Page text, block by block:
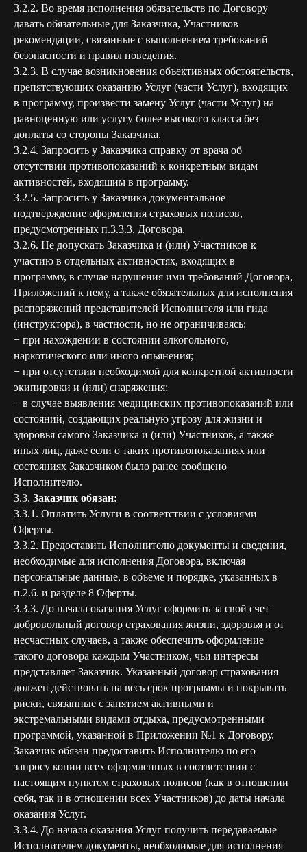
3.2.2. Во время исполнения обязательств по Договору
давать обязательные для Заказчика, Участников
рекомендации, связанные с выполнением требований
безопасности и правил поведения.
3.2.3. В случае возникновения объективных обстоятельств,
препятствующих оказанию Услуг (части Услуг), входящих
в программу, произвести замену Услуг (части Услуг) на
равноценную или услугу более высокого класса без
доплаты со стороны Заказчика.
3.2.4. Запросить у Заказчика справку от врача об
отсутствии противопоказаний к конкретным видам
активностей, входящим в программу.
3.2.5. Запросить у Заказчика документальное
подтверждение оформления страховых полисов,
предусмотренных п.3.3.3. Договора.
3.2.6. Не допускать Заказчика и (или) Участников к
участию в отдельных активностях, входящих в
программу, в случае нарушения ими требований Договора,
Приложений к нему, а также обязательных для исполнения
распоряжений представителей Исполнителя или гида
(инструктора), в частности, но не ограничиваясь:
− при нахождении в состоянии алкогольного,
наркотического или иного опьянения;
− при отсутствии необходимой для конкретной активности
экипировки и (или) снаряжения;
− в случае выявления медицинских противопоказаний или
состояний, создающих реальную угрозу для жизни и
здоровья самого Заказчика и (или) Участников, а также
иных лиц, даже если о таких противопоказаниях или
состояниях Заказчиком было ранее сообщено
Исполнителю.
3.3. Заказчик обязан:
3.3.1. Оплатить Услуги в соответствии с условиями
Оферты.
3.3.2. Предоставить Исполнителю документы и сведения,
необходимые для исполнения Договора, включая
персональные данные, в объеме и порядке, указанных в
п.2.6. и разделе 8 Оферты.
3.3.3. До начала оказания Услуг оформить за свой счет
добровольный договор страхования жизни, здоровья и от
несчастных случаев, а также обеспечить оформление
такого договора каждым Участником, чьи интересы
представляет Заказчик. Указанный договор страхования
должен действовать на весь срок программы и покрывать
риски, связанные с занятием активными и
экстремальными видами отдыха, предусмотренными
программой, указанной в Приложении №1 к Договору.
Заказчик обязан предоставить Исполнителю по его
запросу копии всех оформленных в соответствии с
настоящим пунктом страховых полисов (как в отношении
себя, так и в отношении всех Участников) до даты начала
оказания Услуг.
3.3.4. До начала оказания Услуг получить передаваемые
Исполнителем документы, необходимые для исполнения